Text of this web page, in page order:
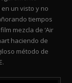
un visto y no
tiempos
mezcla de ‘Air
haciendo de
método de